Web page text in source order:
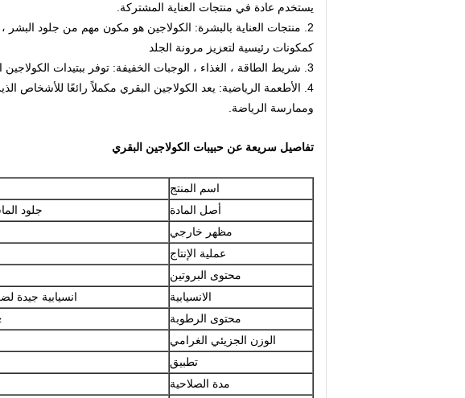
يستخدم عادة في منتجات العناية المشتركة.
2. منتجات العناية بالبشرة: الكولاجين هو مكون مهم من جلود البشر
كمكونات رئيسية لتعزيز مرونة الجلد
3. شريط الطاقة ، الغذاء ، الوجبات الخفيفة: توفر ببتيدات الكولاجين البقري أيضًا تغذية جيدة للأحماض الأمينية وتوفر الطاقة.
4. الأطعمة الرياضية: يعد الكولاجين البقري مكملاً رائعًا للأشخاص
وممارسة الرياضة.
تفاصيل سريعة عن حبيبات الكولاجين البقري
اسم المنتج
أصل المادة
جلود
مظهر خارجي
عملية الإنتاج
محتوى البروتين
الانسيابية
انسيابية جيدة
محتوى الرطوبة
≤8٪
الوزن الجزيئي الغرامي
تطبيق
مدة الصلاحية